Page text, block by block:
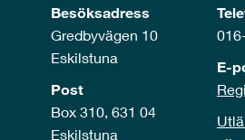
Besöksadress
Gredbyvägen 10
Eskilstuna
Post
Box 310, 631 04
Eskilstuna
E-